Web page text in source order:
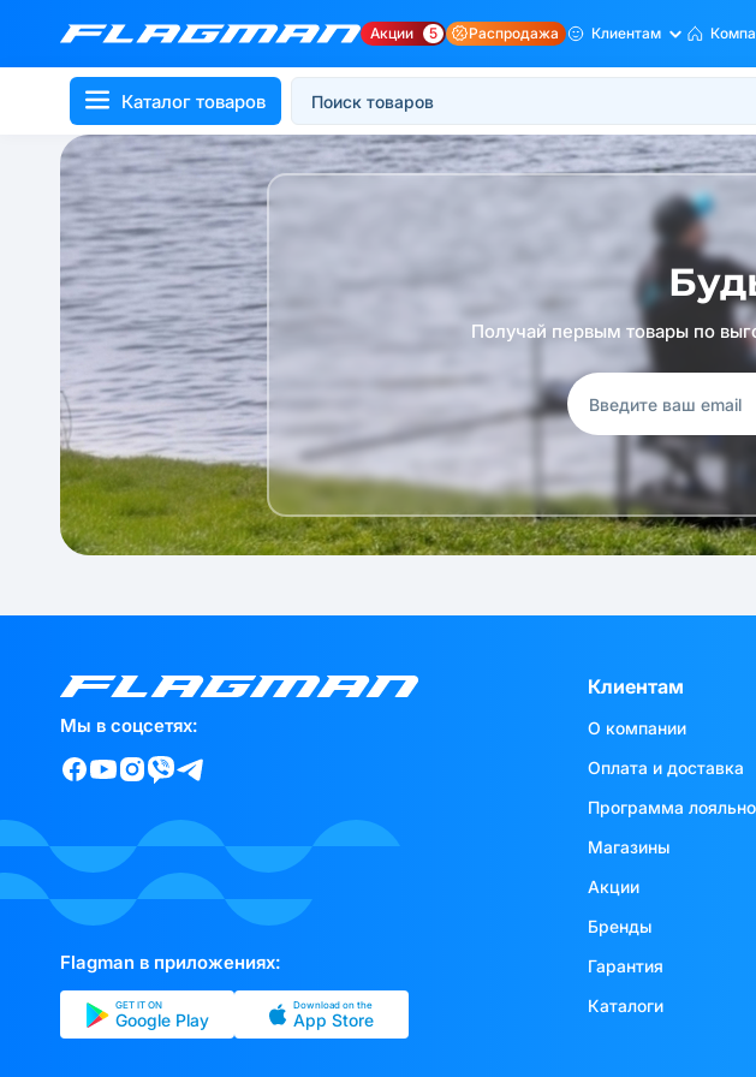
Акции 5 Распродажа Клиентам
Каталог товаров
Получай первым товары по
Мы в соцсетях:
Flagman в приложениях:
GET IT ON
Google Play
Download on the
App Store
Клиентам
О компании
Оплата и доставка
Программа
Магазины
Акции
Бренды
Гарантия
Каталоги